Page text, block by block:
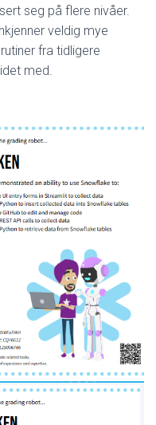
seg på flere nivåer.
veldig mye
fra tidligere
med.